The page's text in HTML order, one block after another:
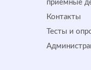
приемные
Контакты
Тесты и